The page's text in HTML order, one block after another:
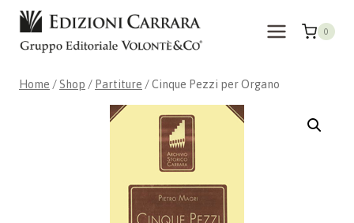
Skip
content
0
Home / Shop / Partiture /Cinque Pezzi per Organo